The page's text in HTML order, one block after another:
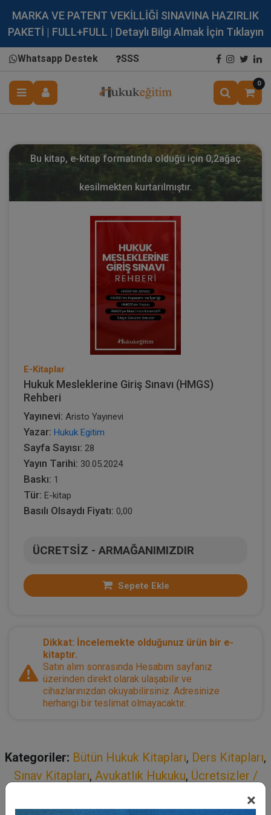
MARKA VE PATENT VEKİLLİĞİ SINAVINA HAZIRLIK
PAKETİ | FULL+FULL | Detaylı Bilgi Almak İçin Tıklayın
Whatsapp Destek SSS
0
×
Bu kitap, e-kitap formatında olduğu için 0,2ağaç
kesilmekten kurtarılmıştır.
E-Kitaplar
Hukuk Mesleklerine Giriş Sınavı (HMGS)
Rehberi
Yayınevi: Aristo Yayınevi
Yazar: Hukuk Egitim
Sayfa Sayısı: 28
Yayın Tarihi: 30.05.2024
Baskı: 1
Tür: E-kitap
Basılı Olsaydı Fiyatı: 0,00
ÜCRETSİZ - ARMAĞANIMIZDIR
Sepete Ekle
Dikkat: İncelemekte olduğunuz ürün bir e-
kitaptır.
Satın alım sonrasında Hesabım sayfanız
üzerinden direkt olarak ulaşabilir ve
cihazlarınızdan okuyabilirsiniz. Adresinize
herhangi bir teslimat olmayacaktır.
Kategoriler: Bütün Hukuk Kitapları, Ders Kitapları,
Sınav Kitapları, Avukatlık Hukuku, Ücretsizler /